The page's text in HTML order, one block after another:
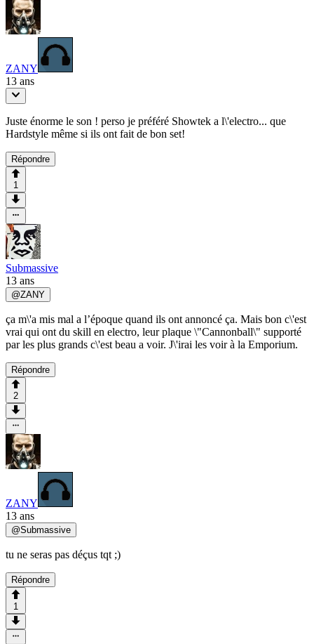
ZANY
13 ans
Juste énorme le son ! perso je préféré Showtek a l\'electro... que
Hardstyle même si ils ont fait de bon set!
Répondre
1
Submassive
13 ans
@ZANY
ça m\'a mis mal a l’époque quand ils ont annoncé ça. Mais bon c\'est
vrai qui ont du skill en electro, leur plaque \"Cannonball\" supporté
par les plus grands c\'est beau a voir. J\'irai les voir à la Emporium.
Répondre
2
ZANY
13 ans
@Submassive
tu ne seras pas déçus tqt ;)
Répondre
1